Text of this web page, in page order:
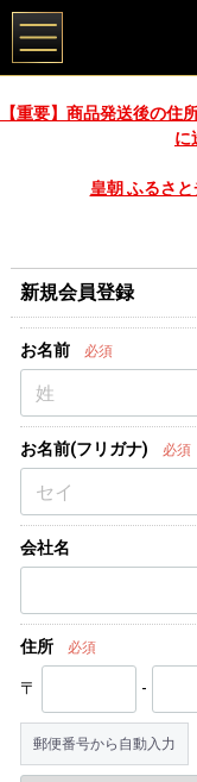
【重要】商品発送後の住
に
皇朝 ふるさ
新規会員登録
お名前 必須
お名前(フリガナ) 必須
会社名
住所 必須
〒 -
郵便番号から自動入力